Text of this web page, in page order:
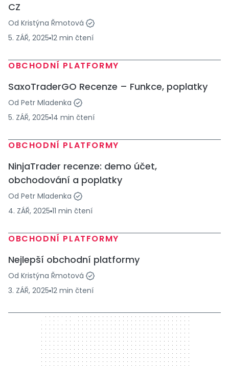
CZ
Od Kristýna Řmotová
5. ZÁŘ, 2025 12 min čtení
OBCHODNÍ PLATFORMY
SaxoTraderGO Recenze – Funkce, poplatky
Od Petr Mladenka
5. ZÁŘ, 2025 14 min čtení
OBCHODNÍ PLATFORMY
NinjaTrader recenze: demo účet,
obchodování a poplatky
Od Petr Mladenka
4. ZÁŘ, 2025 11 min čtení
OBCHODNÍ PLATFORMY
Nejlepší obchodní platformy
Od Kristýna Řmotová
3. ZÁŘ, 2025 12 min čtení
300 x 250